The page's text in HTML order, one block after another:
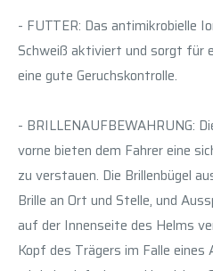
- FUTTER: Das antimikrobielle
Schweiß aktiviert und sorgt für
eine gute Geruchskontrolle.
- BRILLENAUFBEWAHRUNG:
vorne bieten dem Fahrer eine
zu verstauen. Die Brillenbügel
Brille an Ort und Stelle, und
auf der Innenseite des Helms
Kopf des Trägers im Falle